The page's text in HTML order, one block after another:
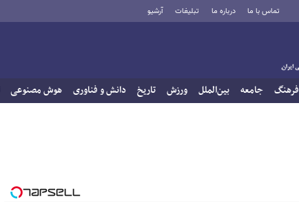
تماس با ما درباره ما تبلیغات آرشیو
فرهنگ جامعه بین‌الملل ورزش تاریخ دانش و فناوری هوش مصنوعی